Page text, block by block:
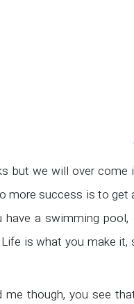
but we will over
more success is to get
a swimming
is what you make
though, you see